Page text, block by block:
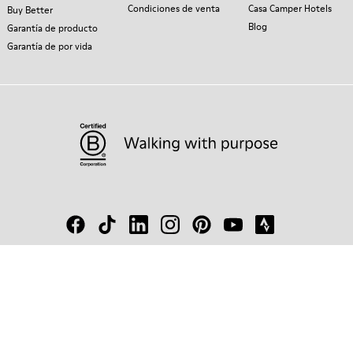
Buy Better
Garantía de producto
Garantía de por vida
Condiciones de venta
Casa Camper Hotels
Blog